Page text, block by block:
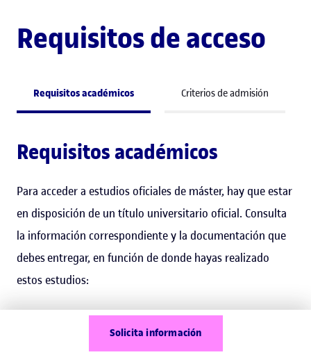
Solicita información
Requisitos de acceso
Requisitos académicos Criterios de admisión
Requisitos académicos
Para acceder a estudios oficiales de máster, hay que estar
en disposición de un título universitario oficial. Consulta
la información correspondiente y la documentación que
debes entregar, en función de donde hayas realizado
estos estudios:
He cursado estudios oficiales universitarios en el
Estado español.